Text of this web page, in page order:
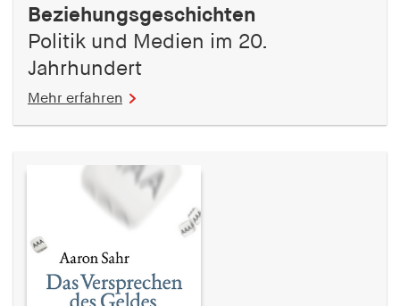
Beziehungsgeschichten
Politik und Medien im 20.
Jahrhundert
Mehr erfahren